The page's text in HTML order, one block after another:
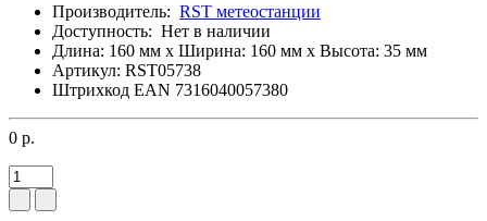
Производитель: RST метеостанции
Доступность: Нет в наличии
Длина: 160 мм x Ширина: 160 мм x Высота: 35 мм
Артикул: RST05738
Штрихкод EAN 7316040057380
0 р.